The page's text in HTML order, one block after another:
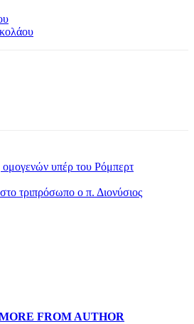
υπέρ του Ρόμπερτ
τριπρόσωπο ο π. Διονύσιος
FROM AUTHOR